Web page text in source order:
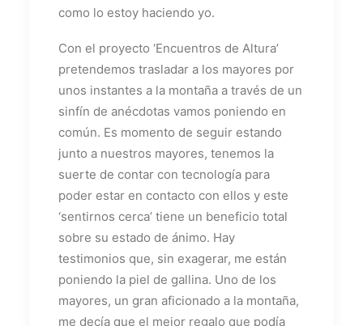
como lo estoy haciendo yo.
Con el proyecto ‘Encuentros de Altura’
pretendemos trasladar a los mayores por
unos instantes a la montaña a través de un
sinfín de anécdotas vamos poniendo en
común. Es momento de seguir estando
junto a nuestros mayores, tenemos la
suerte de contar con tecnología para
poder estar en contacto con ellos y este
‘sentirnos cerca’ tiene un beneficio total
sobre su estado de ánimo. Hay
testimonios que, sin exagerar, me están
poniendo la piel de gallina. Uno de los
mayores, un gran aficionado a la montaña,
me decía que el mejor regalo que podía